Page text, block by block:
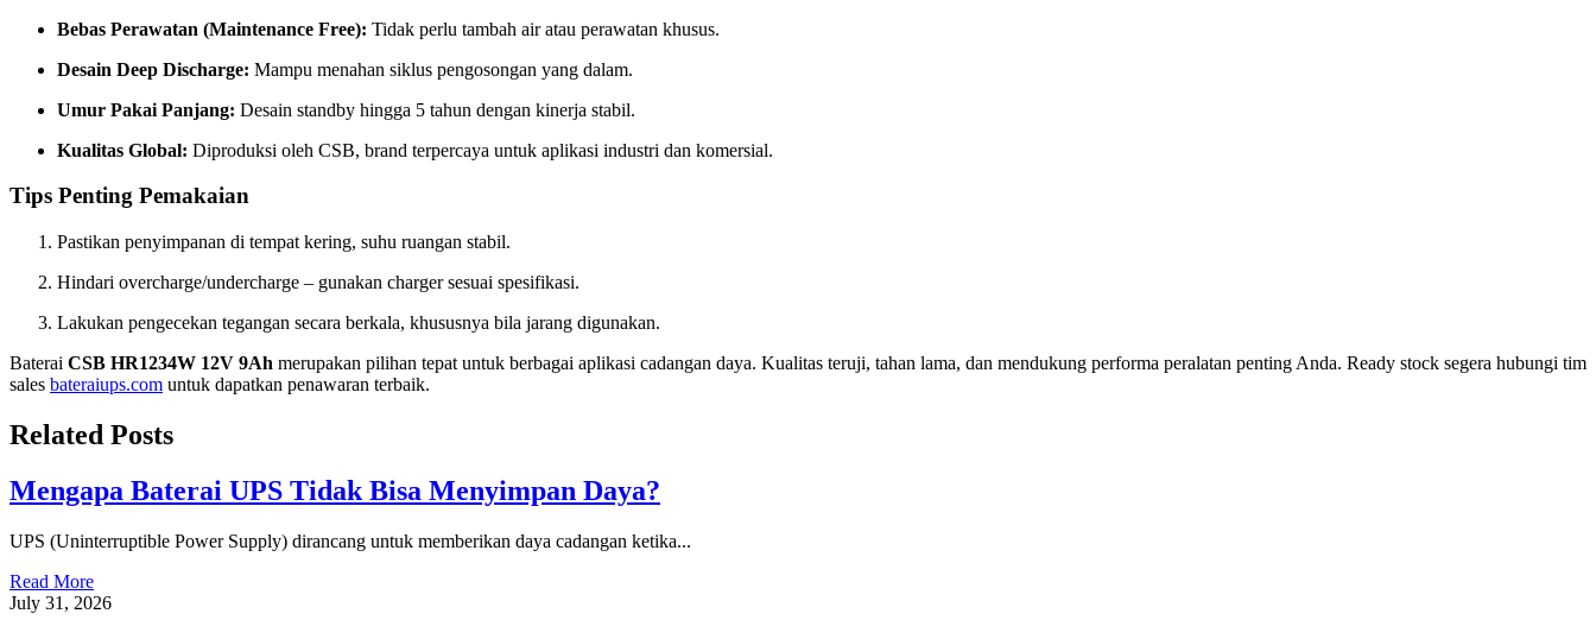
Bebas Perawatan (Maintenance Free): Tidak perlu tambah air atau perawatan khusus.
Desain Deep Discharge: Mampu menahan siklus pengosongan yang dalam.
Umur Pakai Panjang: Desain standby hingga 5 tahun dengan kinerja stabil.
Kualitas Global: Diproduksi oleh CSB, brand terpercaya untuk aplikasi industri dan komersial.
Tips Penting Pemakaian
Pastikan penyimpanan di tempat kering, suhu ruangan stabil.
Hindari overcharge/undercharge – gunakan charger sesuai spesifikasi.
Lakukan pengecekan tegangan secara berkala, khususnya bila jarang digunakan.
Baterai CSB HR1234W 12V 9Ah merupakan pilihan tepat untuk berbagai aplikasi cadangan daya. Kualitas teruji, tahan lama, dan mendukung performa peralatan penting Anda. Ready stock segera hubungi tim
sales bateraiups.com untuk dapatkan penawaran terbaik.
Related Posts
Mengapa Baterai UPS Tidak Bisa Menyimpan Daya?
UPS (Uninterruptible Power Supply) dirancang untuk memberikan daya cadangan ketika...
Read More
July 31, 2026